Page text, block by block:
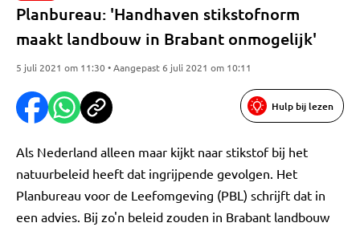
Planbureau: 'Handhaven stikstofnorm
maakt landbouw in Brabant onmogelijk'
5 juli 2021 om 11:30 • Aangepast 6 juli 2021 om 10:11
Hulp bij lezen
Als Nederland alleen maar kijkt naar stikstof bij het
natuurbeleid heeft dat ingrijpende gevolgen. Het
Planbureau voor de Leefomgeving (PBL) schrijft dat in
een advies. Bij zo'n beleid zouden in Brabant landbouw